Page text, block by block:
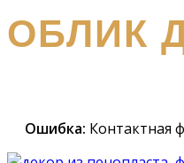
ОБЛИК
Ошибка: Контактная